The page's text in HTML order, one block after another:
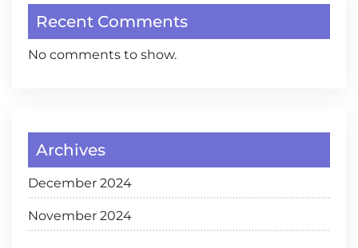
Recent Comments
No comments to show.
Archives
December 2024
November 2024